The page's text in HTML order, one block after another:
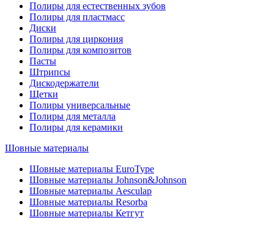
Полиры для естественных зубов
Полиры для пластмасс
Диски
Полиры для циркония
Полиры для композитов
Пасты
Штрипсы
Дискодержатели
Щетки
Полиры универсальные
Полиры для металла
Полиры для керамики
Шовные материалы
Шовные материалы EuroType
Шовные материалы Johnson&Johnson
Шовные материалы Aesculap
Шовные материалы Resorba
Шовные материалы Кетгут